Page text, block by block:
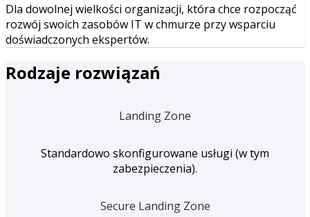
Dla dowolnej wielkości organizacji, która chce rozpocząć
rozwój swoich zasobów IT w chmurze przy wsparciu
doświadczonych ekspertów.
Rodzaje rozwiązań
Landing Zone
Standardowo skonfigurowane usługi (w tym
zabezpieczenia).
Secure Landing Zone